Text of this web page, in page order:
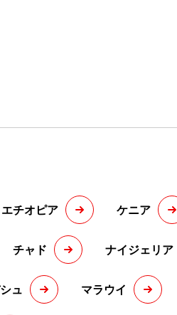
エチオピア ケニア
チャド ナイジェリア
ュ マラウイ